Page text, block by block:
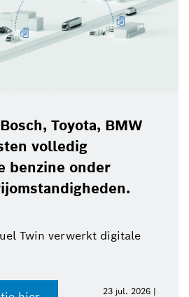
Toyota, BMW
volledig
benzine onder
Twin verwerkt digitale
23 jul. 2026 |